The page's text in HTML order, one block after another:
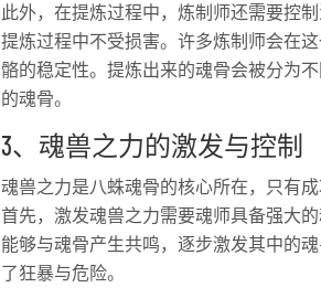
此外，在提炼过程中，炼制师还需要控
提炼过程中不受损害。许多炼制师会在
骼的稳定性。提炼出来的魂骨会被分为
的魂骨。
3、魂兽之力的激发与控制
魂兽之力是八蛛魂骨的核心所在，只有
首先，激发魂兽之力需要魂师具备强大
能够与魂骨产生共鸣，逐步激发其中的
了狂暴与危险。